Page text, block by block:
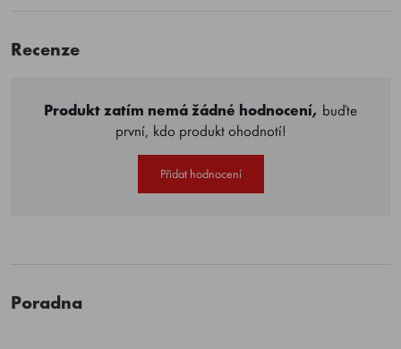
Recenze
Produkt zatím nemá žádné hodnocení, buďte
první, kdo produkt ohodnotí!
Přidat hodnocení
Poradna